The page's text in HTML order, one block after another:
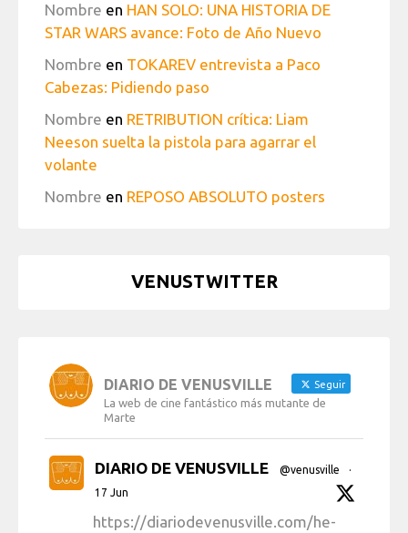
Nombre en HAN SOLO: UNA HISTORIA DE
STAR WARS avance: Foto de Año Nuevo
Nombre en TOKAREV entrevista a Paco
Cabezas: Pidiendo paso
Nombre en RETRIBUTION crítica: Liam
Neeson suelta la pistola para agarrar el
volante
Nombre en REPOSO ABSOLUTO posters
VENUSTWITTER
DIARIO DE VENUSVILLE Seguir
La web de cine fantástico más mutante de
Marte
DIARIO DE VENUSVILLE @venusville
·
17 Jun
https://diariodevenusville.com/he-